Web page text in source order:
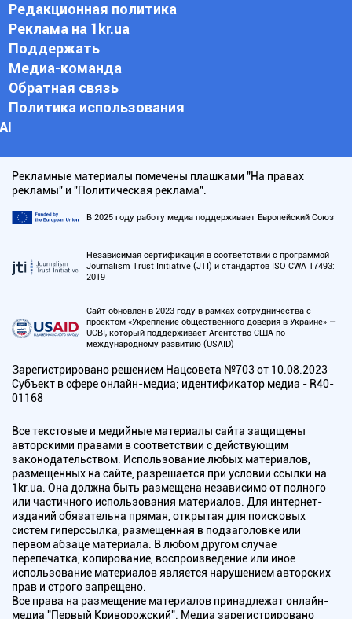
Редакционная политика
Реклама на 1kr.ua
Поддержать
Медиа-команда
Обратная связь
Политика использования
АI
Рекламные материалы помечены плашками "На правах
рекламы" и "Политическая реклама".
В 2025 году работу медиа поддерживает Европейский Союз
Независимая сертификация в соответствии с программой
Journalism Trust Initiative (JTI) и стандартов ISO CWA 17493:
2019
Сайт обновлен в 2023 году в рамках сотрудничества с
проектом «Укрепление общественного доверия в Украине» —
UCBI, который поддерживает Агентство США по
международному развитию (USAID)
Зарегистрировано решением Нацсовета №703 от 10.08.2023
Субъект в сфере онлайн-медиа; идентификатор медиа - R40-
01168
Все текстовые и медийные материалы сайта защищены
авторскими правами в соответствии с действующим
законодательством. Использование любых материалов,
размещенных на сайте, разрешается при условии ссылки на
1kr.ua. Она должна быть размещена независимо от полного
или частичного использования материалов. Для интернет-
изданий обязательна прямая, открытая для поисковых
систем гиперссылка, размещенная в подзаголовке или
первом абзаце материала. В любом другом случае
перепечатка, копирование, воспроизведение или иное
использование материалов является нарушением авторских
прав и строго запрещено.
Все права на размещение материалов принадлежат онлайн-
медиа "Первый Криворожский". Медиа зарегистрировано